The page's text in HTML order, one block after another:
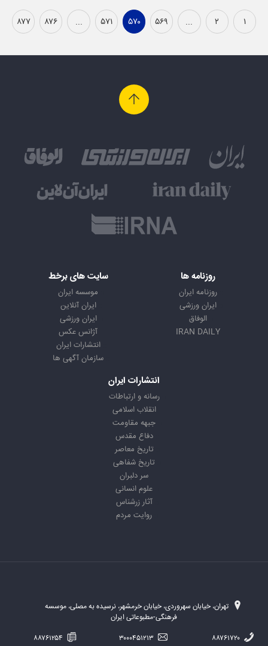
۱ ۲ ... ۵۶۹ ۵۷۰ ۵۷۱ ... ۸۷۶ ۸۷۷
روزنامه ها
روزنامه ایران
ایران ورزشی
الوفاق
IRAN DAILY
سایت های برخط
موسسه ایران
ایران آنلاین
ایران ورزشی
آژانس عکس
انتشارات ایران
سازمان آگهی ها
انتشارات ایران
رسانه و ارتباطات
انقلاب اسلامی
جبهه مقاومت
دفاع مقدس
تاریخ معاصر
تاریخ شفاهی
سر دلبران
علوم انسانی
آثار زرشناس
روایت مردم
تهران، خیابان سهروردی، خیابان خرمشهر، نرسیده به مصلی، موسسه
فرهنگی-مطبوعاتی ایران